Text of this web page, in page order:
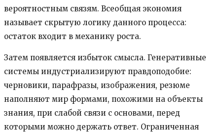
вероятностным связям. Всеобщая экономия
называет скрытую логику данного процесса:
остаток входит в механику роста.
Затем появляется избыток смысла. Генеративные
системы индустриализируют правдоподобие:
черновики, парафразы, изображения, резюме
наполняют мир формами, похожими на объекты
знания, при слабой связи с основами, перед
которыми можно держать ответ. Ограниченная